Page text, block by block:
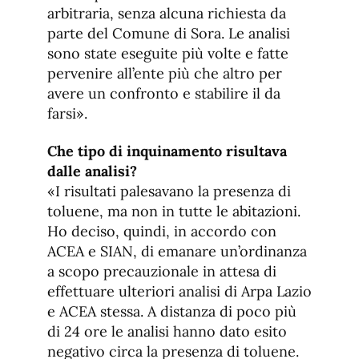
arbitraria, senza alcuna richiesta da
parte del Comune di Sora. Le analisi
sono state eseguite più volte e fatte
pervenire all’ente più che altro per
avere un confronto e stabilire il da
farsi».
Che tipo di inquinamento risultava
dalle analisi?
«I risultati palesavano la presenza di
toluene, ma non in tutte le abitazioni.
Ho deciso, quindi, in accordo con
ACEA e SIAN, di emanare un’ordinanza
a scopo precauzionale in attesa di
effettuare ulteriori analisi di Arpa Lazio
e ACEA stessa. A distanza di poco più
di 24 ore le analisi hanno dato esito
negativo circa la presenza di toluene.